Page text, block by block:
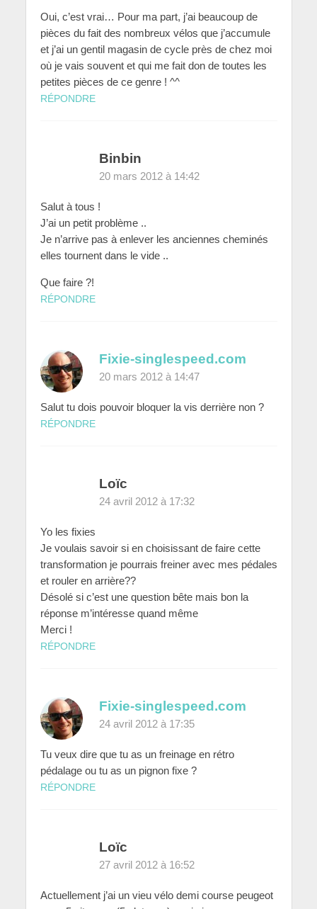
Oui, c’est vrai… Pour ma part, j’ai beaucoup de
pièces du fait des nombreux vélos que j’accumule
et j’ai un gentil magasin de cycle près de chez moi
où je vais souvent et qui me fait don de toutes les
petites pièces de ce genre ! ^^
RÉPONDRE
Binbin
20 mars 2012 à 14:42
Salut à tous !
J’ai un petit problème ..
Je n’arrive pas à enlever les anciennes cheminés
elles tournent dans le vide ..
Que faire ?!
RÉPONDRE
Fixie-singlespeed.com
20 mars 2012 à 14:47
Salut tu dois pouvoir bloquer la vis derrière non ?
RÉPONDRE
Loïc
24 avril 2012 à 17:32
Yo les fixies
Je voulais savoir si en choisissant de faire cette
transformation je pourrais freiner avec mes pédales
et rouler en arrière??
Désolé si c’est une question bête mais bon la
réponse m’intéresse quand même
Merci !
RÉPONDRE
Fixie-singlespeed.com
24 avril 2012 à 17:35
Tu veux dire que tu as un freinage en rétro
pédalage ou tu as un pignon fixe ?
RÉPONDRE
Loïc
27 avril 2012 à 16:52
Actuellement j’ai un vieu vélo demi course peugeot